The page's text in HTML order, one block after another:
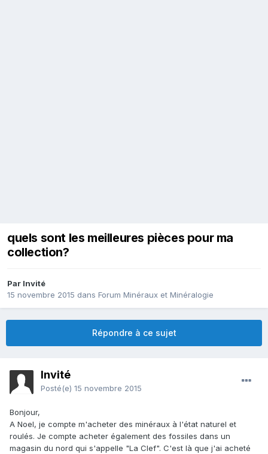
quels sont les meilleures pièces pour ma
collection?
Par Invité
15 novembre 2015 dans Forum Minéraux et Minéralogie
Répondre à ce sujet
Invité
Posté(e) 15 novembre 2015
Bonjour,
A Noel, je compte m'acheter des minéraux à l'état naturel et
roulés. Je compte acheter également des fossiles dans un
magasin du nord qui s'appelle "La Clef". C'est là que j'ai acheté